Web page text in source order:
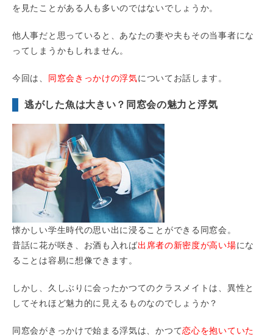
を見たことがある人も多いのではないでしょうか。
他人事だと思っていると、あなたの妻や夫もその当事者にな
ってしまうかもしれません。
今回は、 同窓会きっかけの浮気についてお話します。
逃がした魚は大きい？同窓会の魅力と浮気
懐かしい学生時代の思い出に浸ることができる同窓会。
昔話に花が咲き、お酒も入れば出席者の新密度が高い場にな
ることは容易に想像できます。
しかし、久しぶりに会ったかつてのクラスメイトは、異性と
してそれほど魅力的に見えるものなのでしょうか？
同窓会がきっかけで始まる浮気は、かつて恋心を抱いていた